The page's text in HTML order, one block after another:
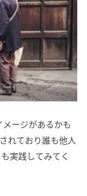
ージがあるかも
れており誰も他人
実践してみてく